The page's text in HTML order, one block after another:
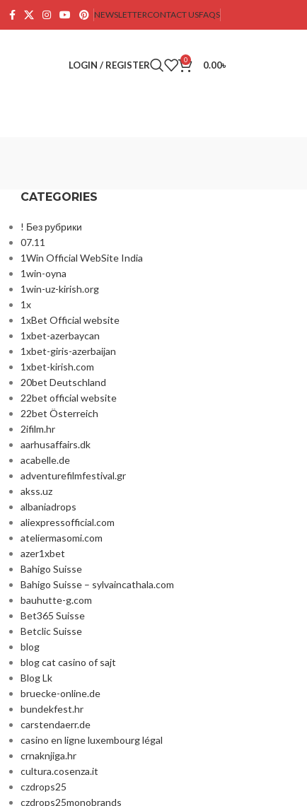
NEWSLETTERCONTACT USFAQS
LOGIN / REGISTER 0 0.00৳
CATEGORIES
! Без рубрики
07.11
1Win Official WebSite India
1win-oyna
1win-uz-kirish.org
1x
1xBet Official website
1xbet-azerbaycan
1xbet-giris-azerbaijan
1xbet-kirish.com
20bet Deutschland
22bet official website
22bet Österreich
2ifilm.hr
aarhusaffairs.dk
acabelle.de
adventurefilmfestival.gr
akss.uz
albaniadrops
aliexpressofficial.com
ateliermasomi.com
azer1xbet
Bahigo Suisse
Bahigo Suisse – sylvaincathala.com
bauhutte-g.com
Bet365 Suisse
Betclic Suisse
blog
blog cat casino of sajt
Blog Lk
bruecke-online.de
bundekfest.hr
carstendaerr.de
casino en ligne luxembourg légal
crnaknjiga.hr
cultura.cosenza.it
czdrops25
czdrops25monobrands